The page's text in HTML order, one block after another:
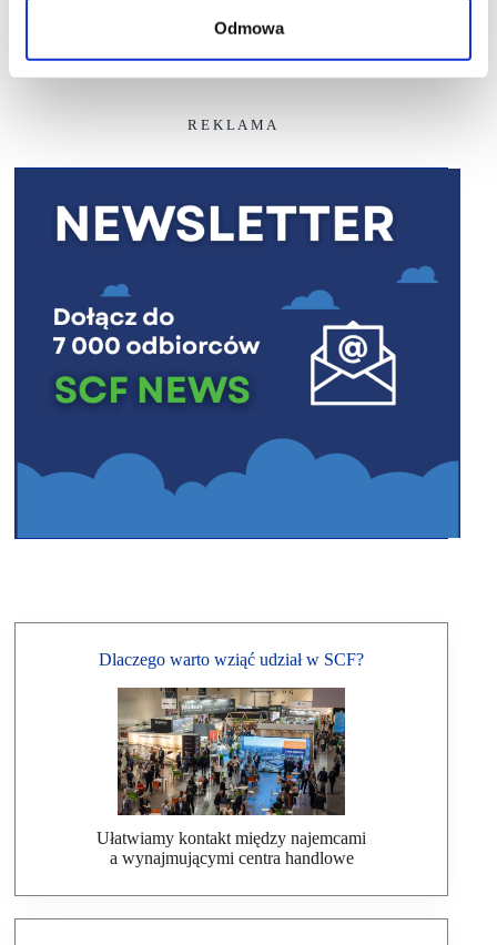
Odmowa
R E K L A M A
Dlaczego warto wziąć udział w SCF?
Ułatwiamy kontakt między najemcami
a wynajmującymi centra handlowe